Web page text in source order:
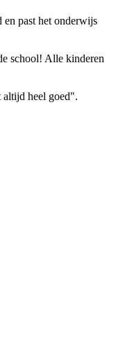
past het onderwijs
school! Alle kinderen
heel goed".